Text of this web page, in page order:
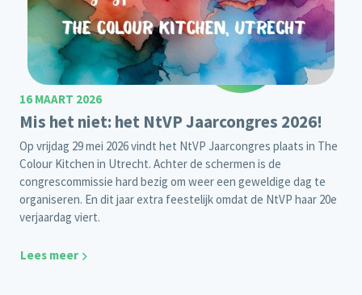
16 MAART 2026
Mis het niet: het NtVP Jaarcongres 2026!
Op vrijdag 29 mei 2026 vindt het NtVP Jaarcongres plaats in The
Colour Kitchen in Utrecht. Achter de schermen is de
congrescommissie hard bezig om weer een geweldige dag te
organiseren. En dit jaar extra feestelijk omdat de NtVP haar 20e
verjaardag viert.
Lees meer